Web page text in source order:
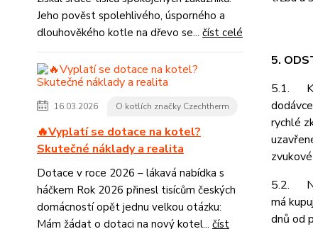
Jeho pověst spolehlivého, úsporného a
dlouhověkého kotle na dřevo se... číst celé
16.03.2026 O kotlích značky Czechtherm
🔥Vyplatí se dotace na kotel?
Skutečné náklady a realita
Dotace v roce 2026 – lákavá nabídka s
háčkem Rok 2026 přinesl tisícům českých
domácností opět jednu velkou otázku:
Mám žádat o dotaci na nový kotel... číst
5.
5.1.
rychlé
5.2.
má
dnů od